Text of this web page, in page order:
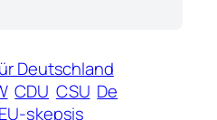
Deutschland
CDU CSU De
EU-skepsis